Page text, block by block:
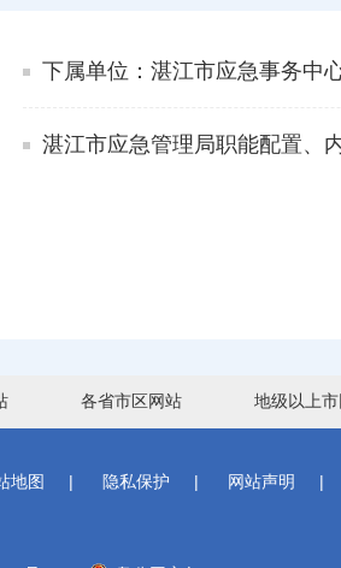
下属单位：湛江市应急事务中
湛江市应急管理局职能配置、
各省市区网站 地级以上
地图 | 隐私保护 | 网站声明 |